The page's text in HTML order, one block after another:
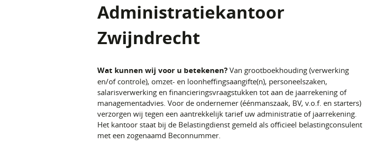
Administratiekantoor
Zwijndrecht
Wat kunnen wij voor u betekenen? Van grootboekhouding (verwerking
en/of controle), omzet- en loonheffingsaangifte(n), personeelszaken,
salarisverwerking en financieringsvraagstukken tot aan de jaarrekening of
managementadvies. Voor de ondernemer (éénmanszaak, BV, v.o.f. en starters)
verzorgen wij tegen een aantrekkelijk tarief uw administratie of jaarrekening.
Het kantoor staat bij de Belastingdienst gemeld als officieel belastingconsulent
met een zogenaamd Beconnummer.